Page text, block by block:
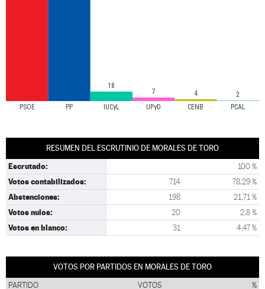
PSOE PP IUCyL UPyD CENB PCAL
18
7 4 2
RESUMEN DEL ESCRUTINIO DE MORALES DE TORO
Escrutado: 100 %
Votos contabilizados: 714 78,29 %
Abstenciones: 198 21,71 %
Votos nulos: 20 2,8 %
Votos en blanco: 31 4,47 %
VOTOS POR PARTIDOS EN MORALES DE TORO
PARTIDO VOTOS %